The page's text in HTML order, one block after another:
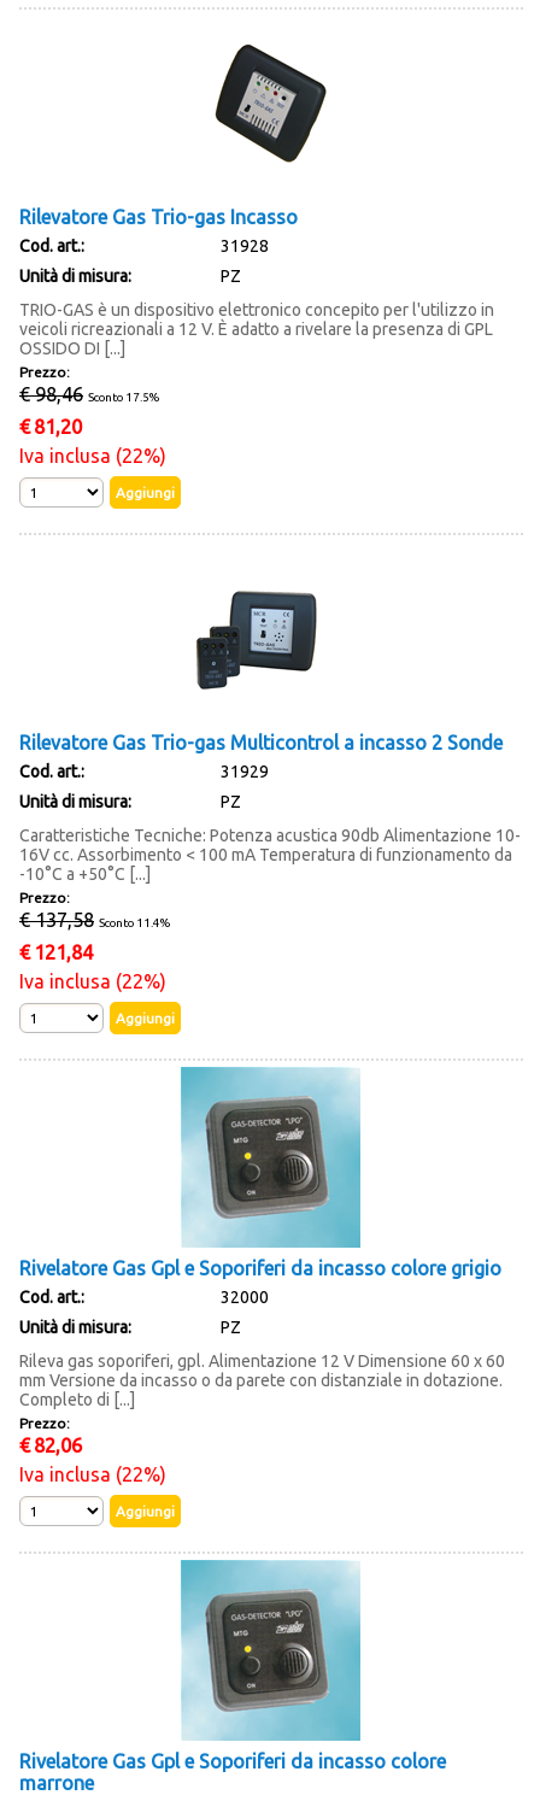
Rilevatore Gas Trio-gas Incasso
Cod. art.:
31928
Unità di misura:
PZ
TRIO-GAS è un dispositivo elettronico concepito per l'utilizzo in
veicoli ricreazionali a 12 V. È adatto a rivelare la presenza di GPL
OSSIDO DI [...]
Prezzo:
€ 98,46 Sconto 17.5%
€ 81,20
Iva inclusa (22%)
Rilevatore Gas Trio-gas Multicontrol a incasso 2 Sonde
Cod. art.:
31929
Unità di misura:
PZ
Caratteristiche Tecniche: Potenza acustica 90db Alimentazione 10-
16V cc. Assorbimento < 100 mA Temperatura di funzionamento da
-10°C a +50°C [...]
Prezzo:
€ 137,58 Sconto 11.4%
€ 121,84
Iva inclusa (22%)
Rivelatore Gas Gpl e Soporiferi da incasso colore grigio
Cod. art.:
32000
Unità di misura:
PZ
Rileva gas soporiferi, gpl. Alimentazione 12 V Dimensione 60 x 60
mm Versione da incasso o da parete con distanziale in dotazione.
Completo di [...]
Prezzo:
€ 82,06
Iva inclusa (22%)
Rivelatore Gas Gpl e Soporiferi da incasso colore
marrone